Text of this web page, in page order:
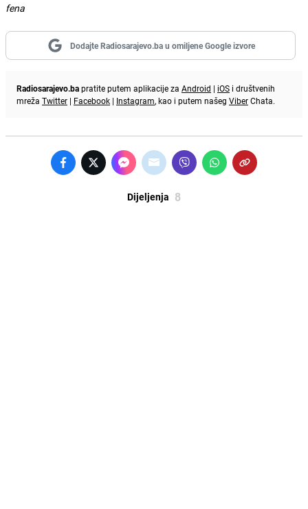
fena
Dodajte Radiosarajevo.ba u omiljene Google izvore
Radiosarajevo.bapratite putem aplikacije za Android | iOS i društvenih
mreža Twitter | Facebook | Instagram, kao i putem našeg ViberChata.
Dijeljenja 8